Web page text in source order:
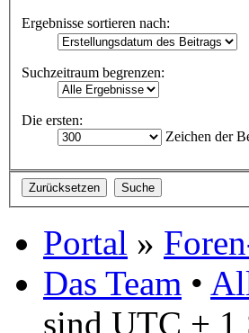
Ergebnisse sortieren nach:
Suchzeitraum begrenzen:
Die ersten:
Zeichen der
Portal »
Das Team •
sind UTC + 1